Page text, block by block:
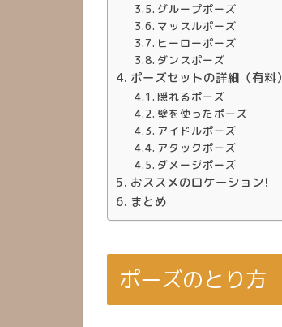
グループポーズ
マッスルポーズ
ヒーローポーズ
ダンスポーズ
ポーズセットの詳細（有料）
隠れるポーズ
壁を使ったポーズ
アイドルポーズ
アタックポーズ
ダメージポーズ
おススメのロケーション!
まとめ
ポーズのとり方